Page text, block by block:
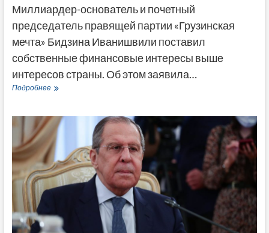
Миллиардер-основатель и почетный
председатель правящей партии «Грузинская
мечта» Бидзина Иванишвили поставил
собственные финансовые интересы выше
интересов страны. Об этом заявила…
ПодробнееПосол
Грузии
рассказала
о
контактах
с
Иванишвили